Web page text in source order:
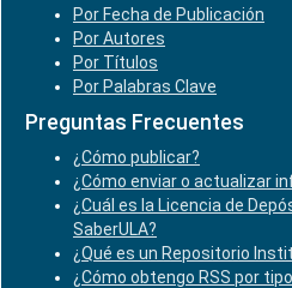
Por Fecha de Publicación
Por Autores
Por Títulos
Por Palabras Clave
Preguntas Frecuentes
¿Cómo publicar?
¿Cómo enviar o actualizar
¿Cuál es la Licencia de
SaberULA?
¿Qué es un Repositorio
¿Cómo obtengo RSS por